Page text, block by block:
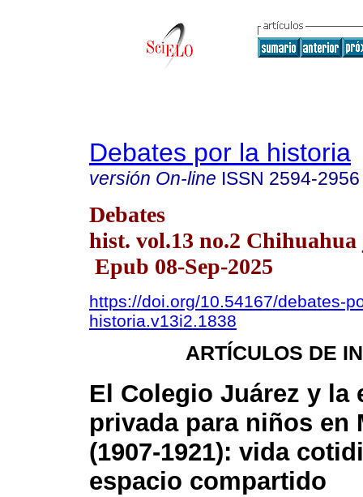
Debates por la historia
versión On-line ISSN 2594-2956
Debates
hist. vol.13 no.2
Epub 08-Sep-2025
https://doi.org/10.54167/debates-
historia.v13i2.1838
ARTÍCULOS DE
El Colegio Juárez y la
privada para niños en
(1907-1921): vida
espacio compartido